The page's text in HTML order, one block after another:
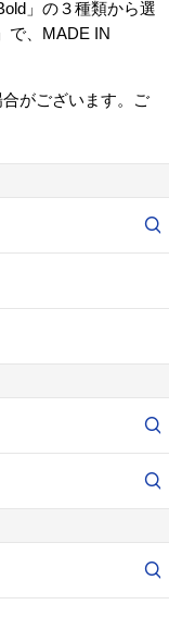
」の３種類から選
で、MADE IN
がございます。ご